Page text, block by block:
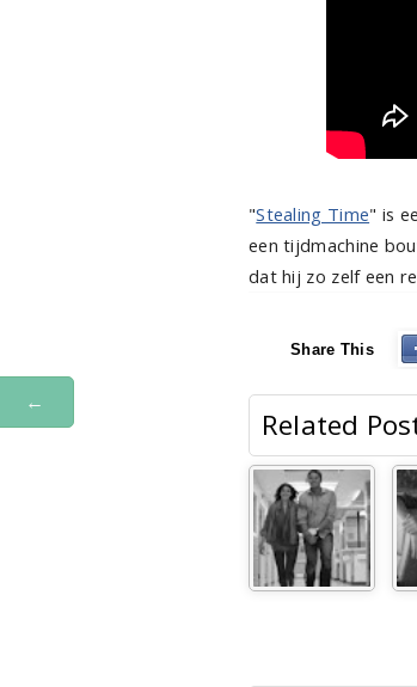
"Stealing Time" is
een tijdmachine
dat hij zo zelf een
Share This
Related
←